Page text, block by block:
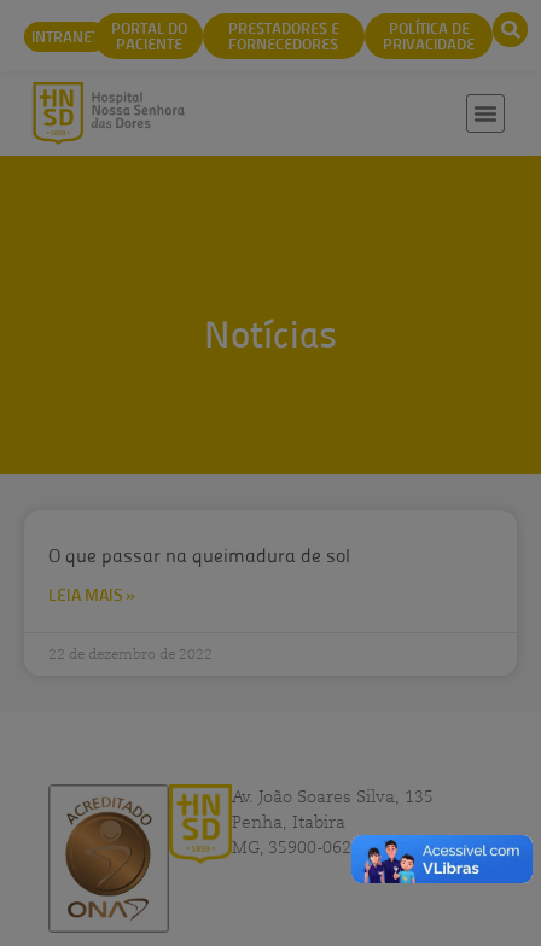
conteúdo
INTRANET PORTAL DO
PACIENTE
PRESTADORES E
FORNECEDORES
POLÍTICA DE
PRIVACIDADE
Notícias
O que passar na queimadura de sol
LEIA MAIS »
22 de dezembro de 2022
Av. João Soares Silva, 135
Penha, Itabira
MG, 35900-062